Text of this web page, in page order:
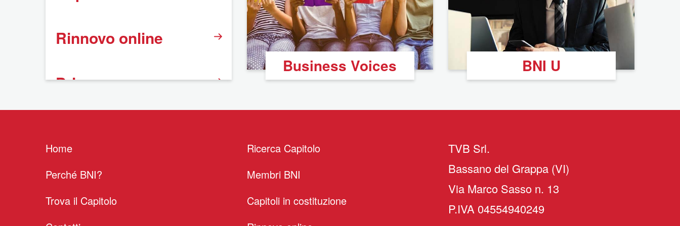
Rinnovo online
Privacy
Business Voices BNI U
Home
Perché BNI?
Trova il Capitolo
Ricerca Capitolo
Membri BNI
Capitoli in costituzione
TVB Srl.
Bassano del Grappa (VI)
Via Marco Sasso n. 13
P.IVA 04554940249